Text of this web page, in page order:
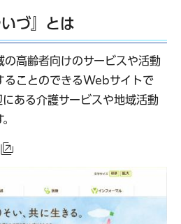
づ』とは
の高齢者向けのサービスや活動
ることのできるWebサイトで
ある介護サービスや地域活動